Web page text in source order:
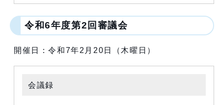
令和6年度第2回審議会
開催日：令和7年2月20日（木曜日）
会議録